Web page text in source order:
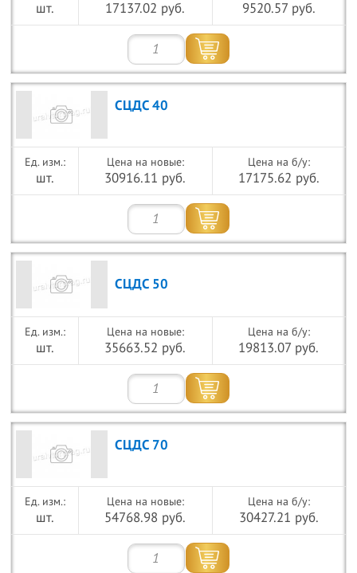
шт. 17137.02 руб. 9520.57 руб.
СЦДС 40
шт.
Цена на новые:
30916.11 руб.
Цена на б/у:
17175.62 руб.
СЦДС 50
шт.
Цена на новые:
35663.52 руб.
Цена на б/у:
19813.07 руб.
СЦДС 70
шт.
Цена на новые:
54768.98 руб.
Цена на б/у:
30427.21 руб.